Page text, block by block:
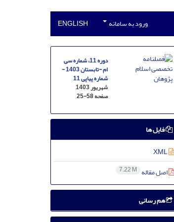
ورود به سامانه ENGLISH
دوره 11، شماره سی
ام -تابستان 1403 -
شماره پیاپی 11
شهریور 1403
صفحه25-58
فایل ها
XML
اصل مقاله 7.22 M
هم رسانی